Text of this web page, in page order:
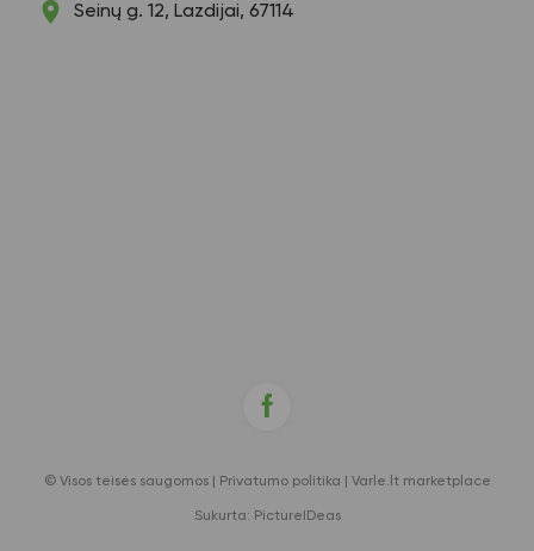
Seinų g. 12, Lazdijai, 67114
© Visos teisės saugomos | Privatumo politika Varle.lt marketplace
Sukurta: PictureIDeas